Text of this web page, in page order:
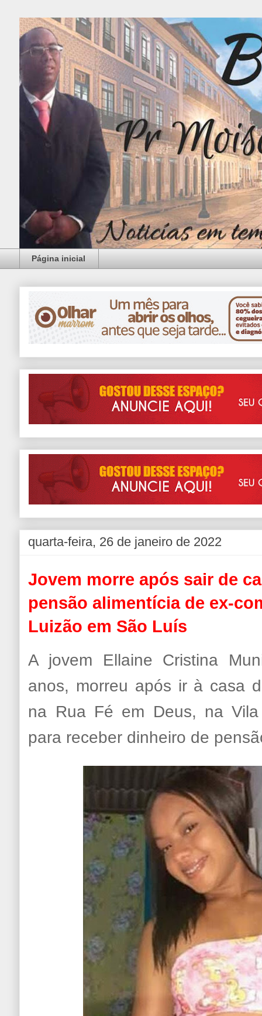
Página inicial
quarta-feira, 26 de janeiro de 2022
Jovem morre após sair de
pensão alimentícia de ex-
Luizão em São Luís
A jovem Ellaine Cristina
anos, morreu após ir à casa
na Rua Fé em Deus, na
para receber dinheiro de